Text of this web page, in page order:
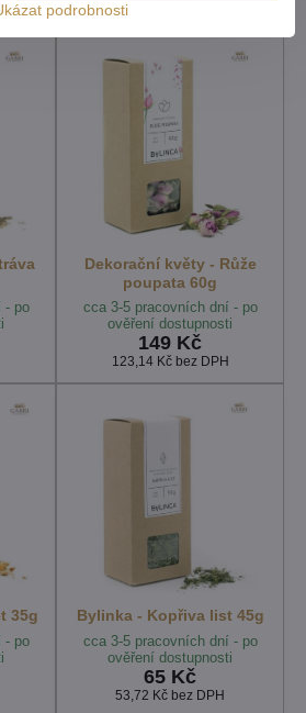
98,35 Kč
- po
Dekorační květy - Růže
poupata 60g
cca 3-5 pracovních dní - po
ověření dostupnosti
149 Kč
123,14 Kč bez DPH
35g
- po
Bylinka - Kopřiva list 45g
cca 3-5 pracovních dní - po
ověření dostupnosti
65 Kč
53,72 Kč bez DPH
podrobnosti